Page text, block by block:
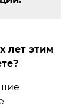
лет этим